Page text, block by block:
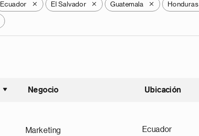
Ecuador X El Salvador X Guatemala X Honduras
Ordenar ascendente
Negocio Ubicación
Marketing Ecuador